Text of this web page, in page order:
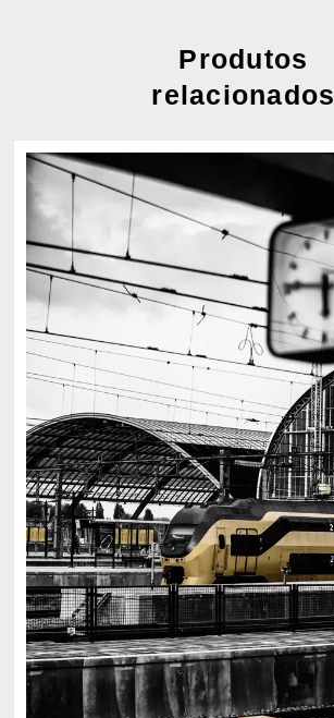
Produtos
relacionados